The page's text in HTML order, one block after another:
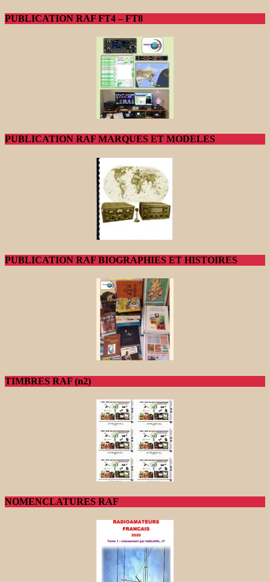
PUBLICATION RAF FT4 – FT8
PUBLICATION RAF MARQUES ET MODELES
PUBLICATION RAF BIOGRAPHIES ET HISTOIRES
TIMBRES RAF (n2)
NOMENCLATURES RAF